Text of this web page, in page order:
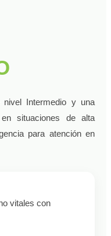
Intermedio y una
situaciones de alta
para atención en
vitales con